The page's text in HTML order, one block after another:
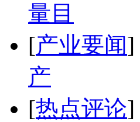
量目
[产业要闻]
产
[热点评论]